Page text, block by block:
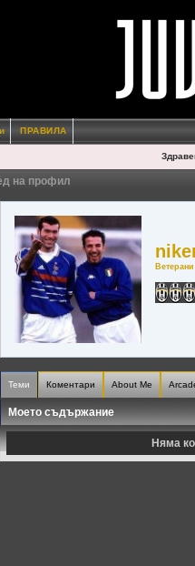
ПРАВИЛА
на профил
Ветерани
Теми Коментари About Me
Моето съдържание
Няма